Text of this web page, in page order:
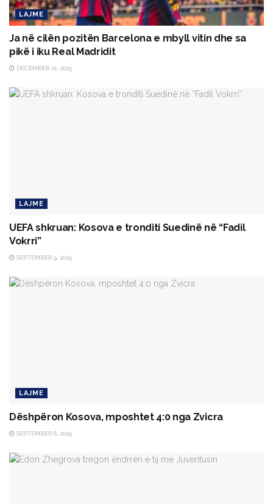
LAJME
Ja në cilën pozitën Barcelona e mbyll vitin dhe sa
pikë i iku Real Madridit
DECEMBER 21, 2025
LAJME
UEFA shkruan: Kosova e tronditi Suedinë në “Fadil
Vokrri”
SEPTEMBER 9, 2025
LAJME
Dëshpëron Kosova, mposhtet 4:0 nga Zvicra
SEPTEMBER 6, 2025